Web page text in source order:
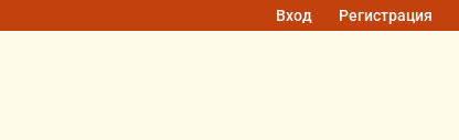
Вход Регистрация